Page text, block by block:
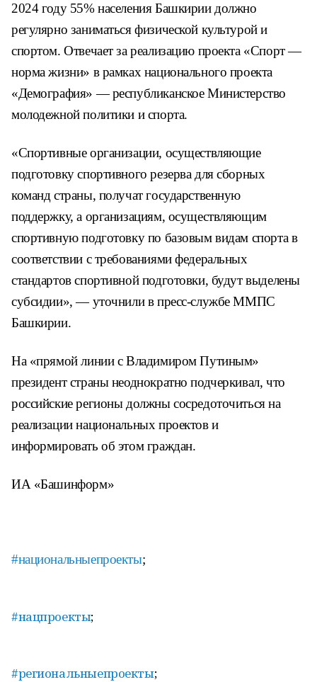
2024 году 55% населения Башкирии должно
регулярно заниматься физической культурой и
спортом. Отвечает за реализацию проекта «Спорт —
норма жизни» в рамках национального проекта
«Демография» — республиканское Министерство
молодежной политики и спорта.
«Спортивные организации, осуществляющие
подготовку спортивного резерва для сборных
команд страны, получат государственную
поддержку, а организациям, осуществляющим
спортивную подготовку по базовым видам спорта в
соответствии с требованиями федеральных
стандартов спортивной подготовки, будут выделены
субсидии», — уточнили в пресс-службе ММПС
Башкирии.
На «прямой линии с Владимиром Путиным»
президент страны неоднократно подчеркивал, что
российские регионы должны сосредоточиться на
реализации национальных проектов и
информировать об этом граждан.
ИА «Башинформ»
#национальныепроекты;
#нацпроекты;
#региональныепроекты;